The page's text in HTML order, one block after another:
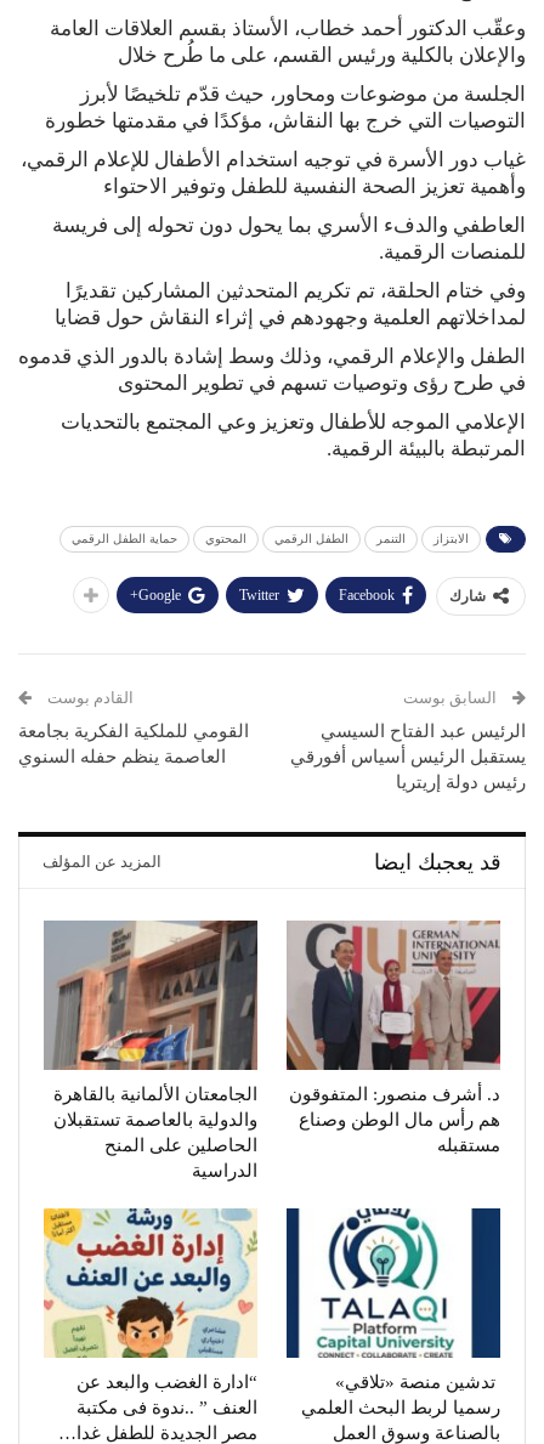
وعقّب الدكتور أحمد خطاب، الأستاذ بقسم العلاقات العامة
والإعلان بالكلية ورئيس القسم، على ما طُرح خلال
الجلسة من موضوعات ومحاور، حيث قدّم تلخيصًا لأبرز
التوصيات التي خرج بها النقاش، مؤكدًا في مقدمتها خطورة
غياب دور الأسرة في توجيه استخدام الأطفال للإعلام الرقمي،
وأهمية تعزيز الصحة النفسية للطفل وتوفير الاحتواء
العاطفي والدفء الأسري بما يحول دون تحوله إلى فريسة
للمنصات الرقمية.
وفي ختام الحلقة، تم تكريم المتحدثين المشاركين تقديرًا
لمداخلاتهم العلمية وجهودهم في إثراء النقاش حول قضايا
الطفل والإعلام الرقمي، وذلك وسط إشادة بالدور الذي قدموه
في طرح رؤى وتوصيات تسهم في تطوير المحتوى
الإعلامي الموجه للأطفال وتعزيز وعي المجتمع بالتحديات
المرتبطة بالبيئة الرقمية.
الابتزاز التنمر الطفل الرقمي المحتوي حماية الطفل الرقمي
شارك Facebook
Twitter
Google+
السابق بوست
الرئيس عبد الفتاح السيسي
يستقبل الرئيس أسياس أفورقي
رئيس دولة إريتريا
القادم بوست
القومي للملكية الفكرية بجامعة
العاصمة ينظم حفله السنوي
قد يعجبك ايضا المزيد عن المؤلف
د. أشرف منصور: المتفوقون
هم رأس مال الوطن وصناع
مستقبله
الجامعتان الألمانية بالقاهرة
والدولية بالعاصمة تستقبلان
الحاصلين على المنح
الدراسية
تدشين منصة «تلاقي»
رسميا لربط البحث العلمي
بالصناعة وسوق العمل
“ادارة الغضب والبعد عن
العنف ” ..ندوة فى مكتبة
مصر الجديدة للطفل غدا…